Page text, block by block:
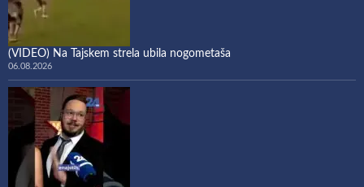
(VIDEO) Na Tajskem strela ubila nogometaša
06.08.2026